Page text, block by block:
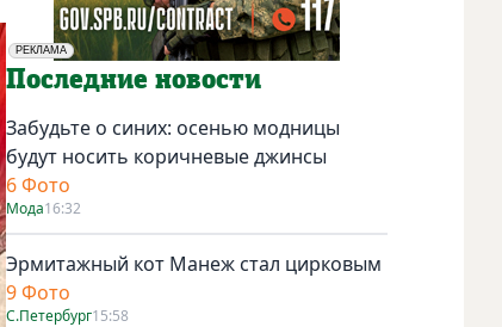
РЕКЛАМА
Социальная реклама
Последние новости
Забудьте о синих: осенью модницы
будут носить коричневые джинсы
6 Фото
Мода16:32
Эрмитажный кот Манеж стал цирковым
9 Фото
С.Петербург15:58